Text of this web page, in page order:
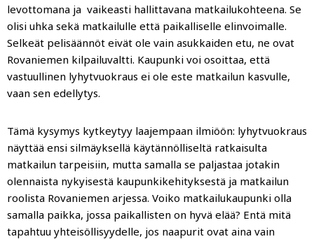
levottomana ja vaikeasti hallittavana matkailukohteena. Se
olisi uhka sekä matkailulle että paikalliselle elinvoimalle.
Selkeät pelisäännöt eivät ole vain asukkaiden etu, ne ovat
Rovaniemen kilpailuvaltti. Kaupunki voi osoittaa, että
vastuullinen lyhytvuokraus ei ole este matkailun kasvulle,
vaan sen edellytys.
Tämä kysymys kytkeytyy laajempaan ilmiöön: lyhytvuokraus
näyttää ensi silmäyksellä käytännölliseltä ratkaisulta
matkailun tarpeisiin, mutta samalla se paljastaa jotakin
olennaista nykyisestä kaupunkikehityksestä ja matkailun
roolista Rovaniemen arjessa. Voiko matkailukaupunki olla
samalla paikka, jossa paikallisten on hyvä elää? Entä mitä
tapahtuu yhteisöllisyydelle, jos naapurit ovat aina vain